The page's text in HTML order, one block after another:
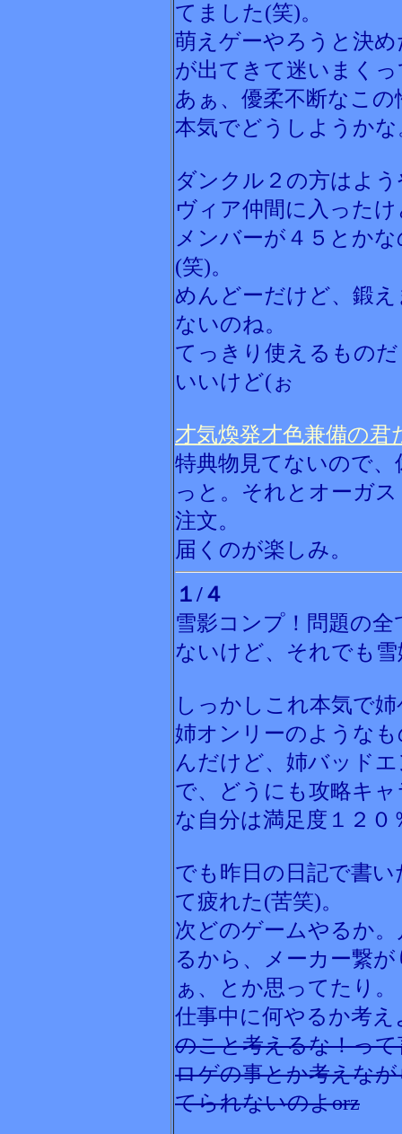
てました(笑)。
萌えゲーやろうと決
が出てきて迷いまく
あぁ、優柔不断なこ
本気でどうしようかな
ダンクル２の方はよ
ヴィア仲間に入った
メンバーが４５とか
(笑)。
めんどーだけど、鍛
ないのね。
てっきり使えるもの
いいけど(ぉ
才気煥発才色兼備の君
特典物見てないので
っと。それとオーガ
注文。
届くのが楽しみ。
１/４
雪影コンプ！問題の
ないけど、それでも
しっかしこれ本気で
姉オンリーのような
んだけど、姉バッド
で、どうにも攻略キ
な自分は満足度１２０
でも昨日の日記で書
て疲れた(苦笑)。
次どのゲームやるか
るから、メーカー繋
ぁ、とか思ってたり。
仕事中に何やるか考え
のこと考えるな！っ
ロゲの事とか考えな
てられないのよorz